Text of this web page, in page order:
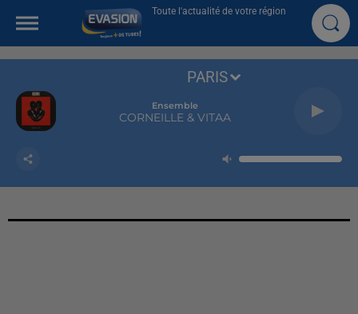
Toute l'actualité de votre région
Ensemble
CORNEILLE & VITAA
PARIS